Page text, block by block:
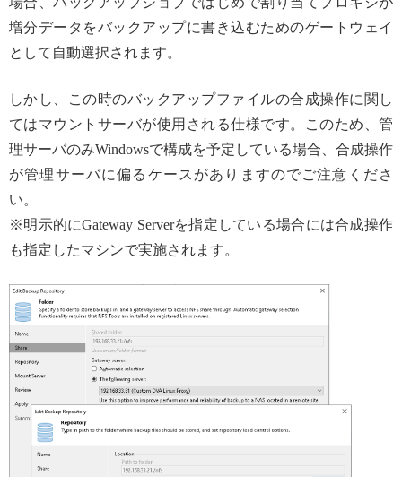
増分データをバックアップに書き込むためのゲートウェイ
として自動選択されます。
しかし、この時のバックアップファイルの合成操作に関し
てはマウントサーバが使用される仕様です。このため、管
理サーバのみWindowsで構成を予定している場合、合成操作
が管理サーバに偏るケースがありますのでご注意くださ
い。
※明示的にGateway Serverを指定している場合には合成操作
も指定したマシンで実施されます。